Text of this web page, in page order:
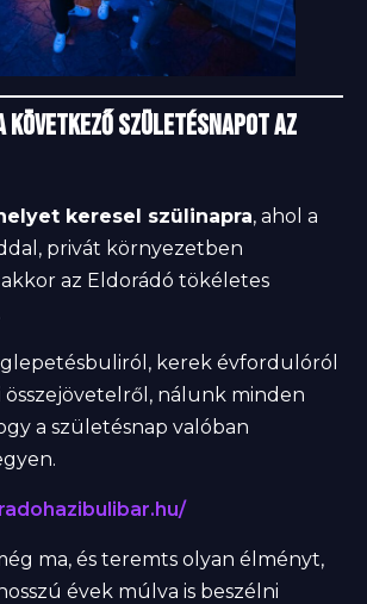
következő születésnapot az
keresel szülinapra, ahol a
privát környezetben
az Eldorádó tökéletes
kerek évfordulóról
összejövetelről, nálunk minden
a születésnap valóban
ma, és teremts olyan élményt,
évek múlva is beszélni